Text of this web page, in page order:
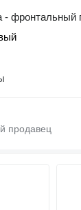
- фронтальный